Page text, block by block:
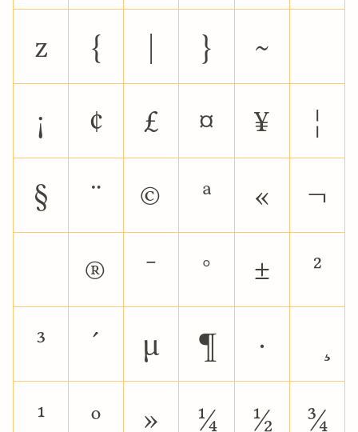
z { | } ~
¡ ¢ £ ¤ ¥ ¦
§ ¨ © ª « ¬
® ¯ ° ± ²
³ ´ µ ¶ ·
¹ º » ¼ ½ ¾